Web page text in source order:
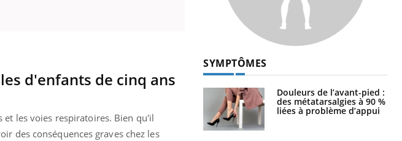
d'enfants de cinq ans
les voies respiratoires. Bien qu'il
des conséquences graves chez les
SYMPTÔMES
Douleurs de l’avant-pied :
des métatarsalgies à 90 %
liées à problème d’appui